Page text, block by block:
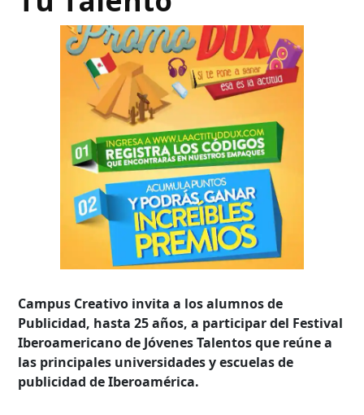
Campus Creativo invita a los alumnos de
Publicidad, hasta 25 años, a participar del Festival
Iberoamericano de Jóvenes Talentos que reúne a
las principales universidades y escuelas de
publicidad de Iberoamérica.